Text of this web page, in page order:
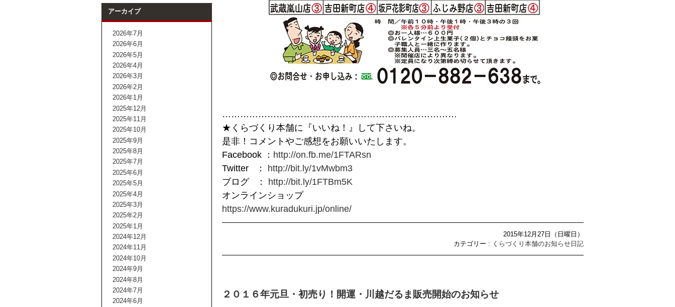
アーカイブ
2026年7月
2026年6月
2026年5月
2026年4月
2026年3月
2026年2月
2026年1月
2025年12月
2025年11月
2025年10月
2025年9月
2025年8月
2025年7月
2025年6月
2025年5月
2025年4月
2025年3月
2025年2月
2025年1月
2024年12月
2024年11月
2024年10月
2024年9月
2024年8月
2024年7月
2024年6月
……………………………………………………………………
★くらづくり本舗に『いいね！』して下さいね。
是非！コメントやご感想をお願いいたします。
Facebook ： http://on.fb.me/1FTARsn
Twitter ： http://bit.ly/1vMwbm3
ブログ ： http://bit.ly/1FTBm5K
オンラインショップ
https://www.kuradukuri.jp/online/
2015年12月27日（日曜日）
カテゴリー : くらづくり本舗のお知らせ日記
２０１６年元旦・初売り！開運・川越だるま販売開始のお知らせ